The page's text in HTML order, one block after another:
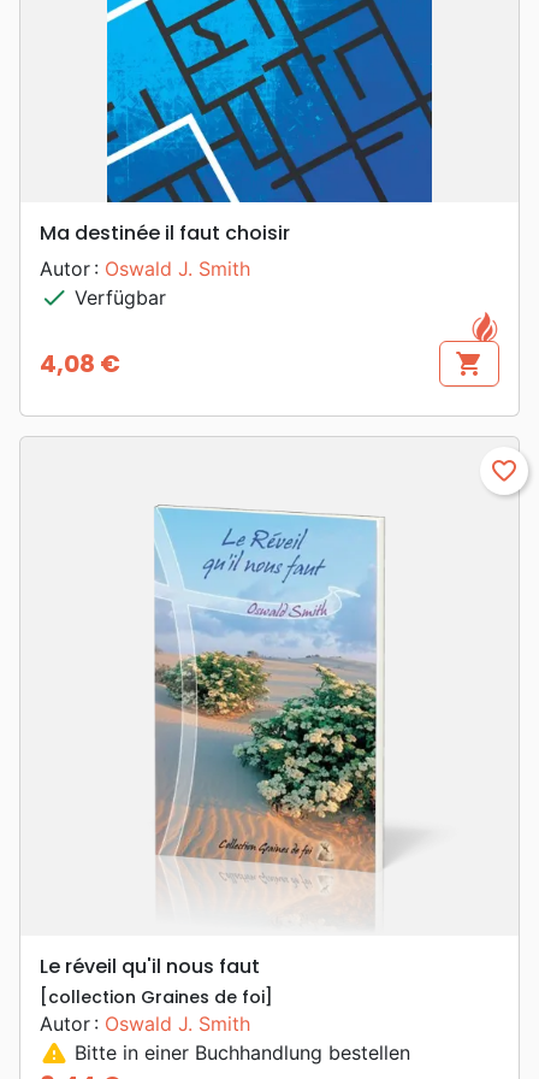
Ma destinée il faut choisir
Autor : Oswald J. Smith
check Verfügbar
Preis
4,08 € shopping_cart
favorite_border
Le réveil qu'il nous faut
[collection Graines de foi]
Autor : Oswald J. Smith
warning Bitte in einer Buchhandlung bestellen